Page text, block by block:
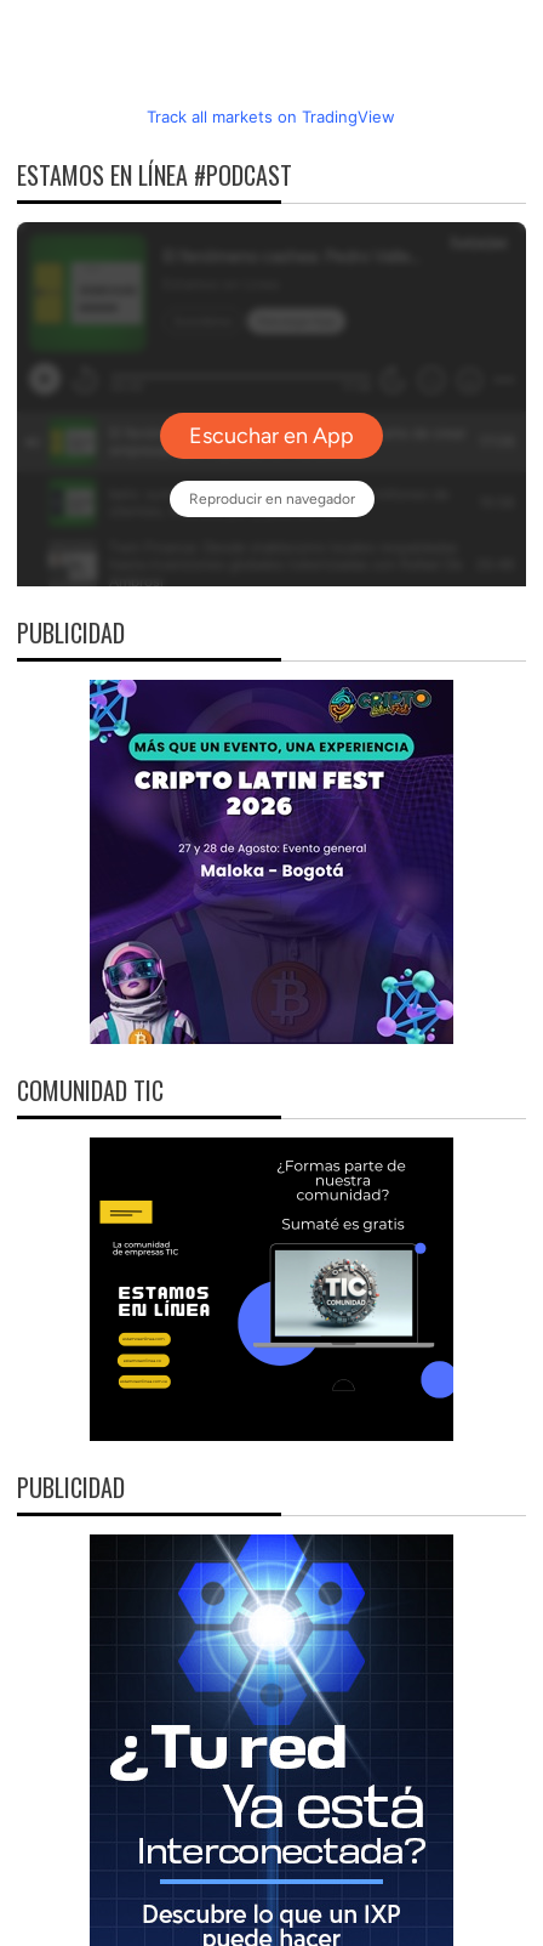
Track all markets on TradingView
ESTAMOS EN LÍNEA #PODCAST
PUBLICIDAD
COMUNIDAD TIC
PUBLICIDAD